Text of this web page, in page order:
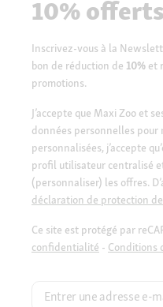
10%
Inscrivez-vous à la
bon de réduction de 10% et
promotions.
J’accepte que Maxi Zoo et
données personnelles pour
personnalisées, j’accepte
profil utilisateur centralisé
(personnaliser) les offres.
déclaration de protection
Ce site est protégé par
confidentialité - Conditions
Entrer une adresse e-